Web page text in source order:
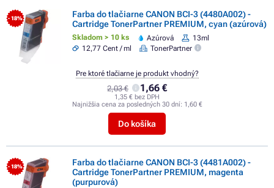
- 18%
Farba do tlačiarne CANON BCI-3 (4480A002) -
Cartridge TonerPartner PREMIUM, cyan (azúrová)
Skladom > 10 ks Azúrová
13ml
12,77 Cent / ml
TonerPartner
2,03 € 1,66 €
1,35 € bez DPH
Najnižšia cena za posledných 30 dní: 1,60 €
Do košíka
Pre ktoré tlačiarne je produkt vhodný?
- 18%
Farba do tlačiarne CANON BCI-3 (4481A002) -
Cartridge TonerPartner PREMIUM, magenta
(purpurová)